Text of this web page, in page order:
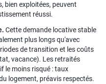
bien exploitées, peuvent
réussi.
Cette demande locative stable
plus longs qu'avec
de transition et les coûts
vacance). Les retraités
le moins risqué : taux
logement, préavis respectés.